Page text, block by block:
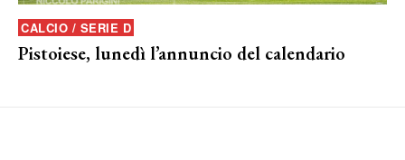
CALCIO / SERIE D
Pistoiese, lunedì l’annuncio del calendario